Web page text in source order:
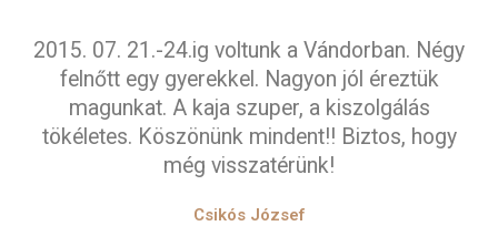
2015. 07. 21.-24.ig voltunk a Vándorban. Négy
felnőtt egy gyerekkel. Nagyon jól éreztük
magunkat. A kaja szuper, a kiszolgálás
tökéletes. Köszönünk mindent!! Biztos, hogy
még visszatérünk!
Csikós József